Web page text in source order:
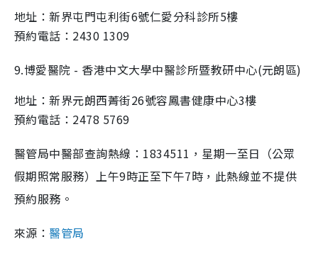
地址：新界屯門屯利街6號仁愛分科診所5樓
預約電話：2430 1309
9.博愛醫院 - 香港中文大學中醫診所暨教研中心(元朗區)
地址：新界元朗西菁街26號容鳳書健康中心3樓
預約電話：2478 5769
醫管局中醫部查詢熱線：1834511，星期一至日（公眾
假期照常服務）上午9時正至下午7時，此熱線並不提供
預約服務。
來源：醫管局